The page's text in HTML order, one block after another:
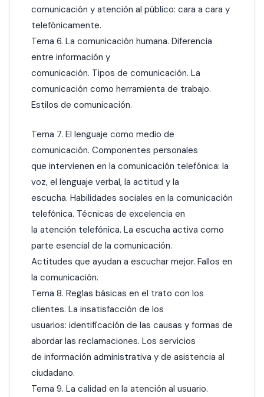
comunicación y atención al público: cara a cara y
telefónicamente.
Tema 6. La comunicación humana. Diferencia
entre información y
comunicación. Tipos de comunicación. La
comunicación como herramienta de trabajo.
Estilos de comunicación.
Tema 7. El lenguaje como medio de
comunicación. Componentes personales
que intervienen en la comunicación telefónica: la
voz, el lenguaje verbal, la actitud y la
escucha. Habilidades sociales en la comunicación
telefónica. Técnicas de excelencia en
la atención telefónica. La escucha activa como
parte esencial de la comunicación.
Actitudes que ayudan a escuchar mejor. Fallos en
la comunicación.
Tema 8. Reglas básicas en el trato con los
clientes. La insatisfacción de los
usuarios: identificación de las causas y formas de
abordar las reclamaciones. Los servicios
de información administrativa y de asistencia al
ciudadano.
Tema 9. La calidad en la atención al usuario.